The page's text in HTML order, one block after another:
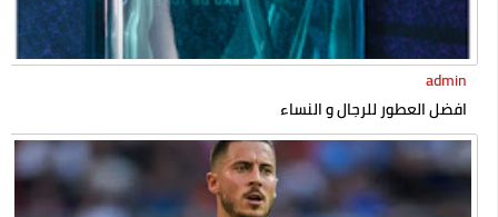
admin
افضل العطور للرجال و النساء